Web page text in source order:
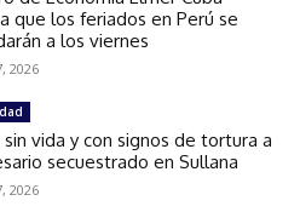
que los feriados en Perú se
a los viernes
2026
sin vida y con signos de tortura a
secuestrado en Sullana
2026